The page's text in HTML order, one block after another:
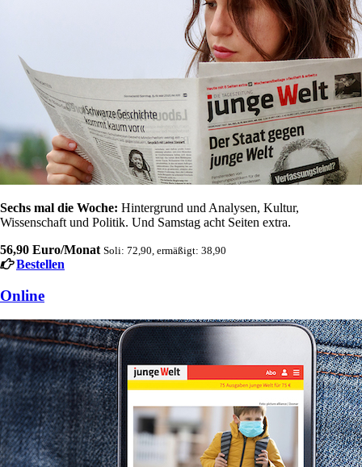
Sechs mal die Woche: Hintergrund und Analysen, Kultur,
Wissenschaft und Politik. Und Samstag acht Seiten extra.
56,90 Euro/Monat Soli: 72,90, ermäßigt: 38,90
Bestellen
Online